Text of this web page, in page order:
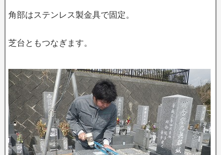
角部はステンレス製金具で固定。
芝台ともつなぎます。